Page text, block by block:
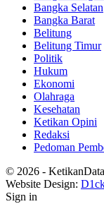
Bangka Selatan
Bangka Barat
Belitung
Belitung Timur
Politik
Hukum
Ekonomi
Olahraga
Kesehatan
Ketikan Opini
Redaksi
Pedoman
© 2026 -
Website Design:
Sign in